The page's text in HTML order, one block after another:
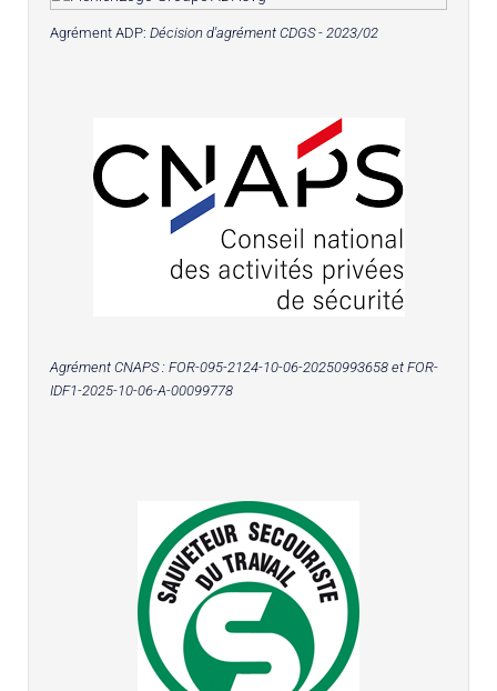
Agrément ADP: Décision d'agrément CDGS - 2023/02
Agrément CNAPS : FOR-095-2124-10-06-20250993658 et FOR-
IDF1-2025-10-06-A-00099778